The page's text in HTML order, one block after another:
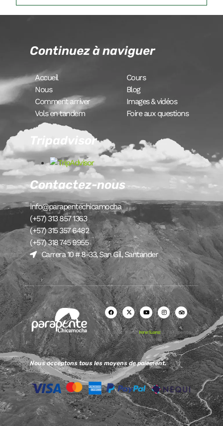
Continuez à naviguer
Accueil
Nous
Comment arriver
Vols en tandem
Cours
Blog
Images & vidéos
Foire aux questions
Tripadvisor
Contactez-nous
info@parapentechicamocha
(+57) 313 857 1363
(+57) 315 357 6482
(+57) 318 745 9955
Carrera 10 # 8-33, San Gil, Santander
Fait avec ♥ parIrene Suarez& Parapente
Chicamocha
Nous acceptons tous les moyens de paiement.